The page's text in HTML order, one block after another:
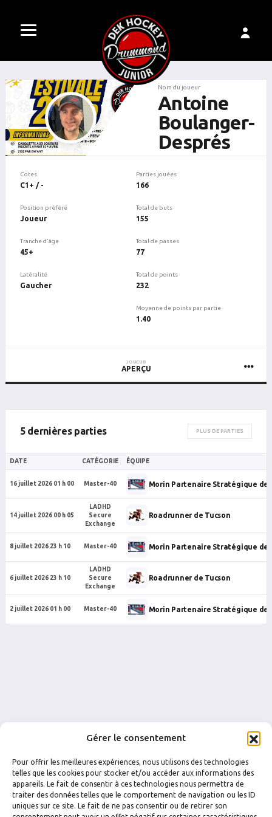
Gérer le consentement
Pour offrir les meilleures expériences, nous utilisons des technologies
telles que les cookies pour stocker et/ou accéder aux informations des
appareils. Le fait de consentir à ces technologies nous permettra de
traiter des données telles que le comportement de navigation ou les ID
uniques sur ce site. Le fait de ne pas consentir ou de retirer son
Nom du joueur
Antoine
Boulanger-
Després
Cotes
C1+ / -
Position préféré
Joueur
Tranche d'âge
45+
Latéralité
Gaucher
Parties jouées
166
Total de buts
155
Total de passes
77
Total de points
232
Moyenne de points par partie
1.40
JOUEUR
APERÇU
5 dernières parties PLUS DE PARTIES
DATE CATÉGORIE ÉQUIPE
16 juillet 2026 01 h 00 Master-40 Morin Partenaire Stratégique de
14 juillet 2026 00 h 05
LADHD
Secure
Exchange
Roadrunner de Tucson
8 juillet 2026 23 h 10 Master-40 Morin Partenaire Stratégique de
6 juillet 2026 23 h 10
LADHD
Secure
Exchange
Roadrunner de Tucson
2 juillet 2026 01 h 00 Master-40 Morin Partenaire Stratégique de
FACEBOOK INSTAGRAM